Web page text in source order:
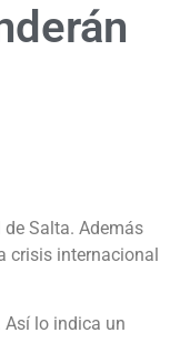
Salta. Además
crisis internacional
Así lo indica un